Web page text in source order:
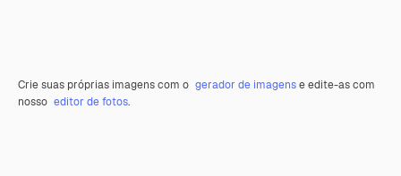
Crie suas próprias imagens com o gerador de imagense edite-as com
nosso editor de fotos.